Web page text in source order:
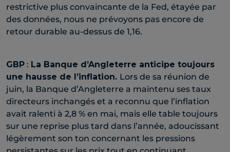
restrictive plus convaincante de la Fed, étayée par
des données, nous ne prévoyons pas encore de
retour durable au-dessus de 1,16.
GBP : La Banque d’Angleterre anticipe toujours
une hausse de l’inflation. Lors de sa réunion de
juin, la Banque d’Angleterre a maintenu ses taux
directeurs inchangés et a reconnu que l’inflation
avait ralenti à 2,8 % en mai, mais elle table toujours
sur une reprise plus tard dans l’année, adoucissant
légèrement son ton concernant les pressions